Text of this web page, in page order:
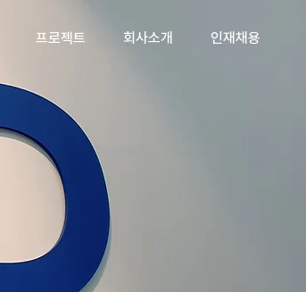
프로젝트 회사소개 인재채용